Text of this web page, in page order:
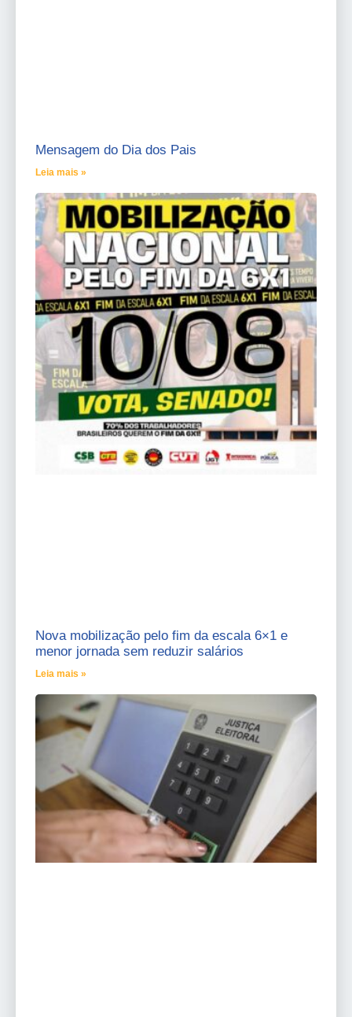
Mensagem do Dia dos Pais
Leia mais »
Nova mobilização pelo fim da escala 6×1 e
menor jornada sem reduzir salários
Leia mais »